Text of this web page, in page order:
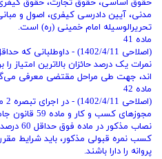
حقوق اساسی، حقوق تجارت، حقوق
مدنی، آیین دادرسی کیفری، اصول و
تحریرالوسیله امام خمینی (ره) است.
ماده 41
(اصلاحی 1402/4/11) -
نمرات یک درصد حائزان بالاترین امتیاز
اند، جهت طی مراحل مقتضی معرفی
ماده 42
مجوزهای کسب و
نصاب
پروانه را دارا باشند.